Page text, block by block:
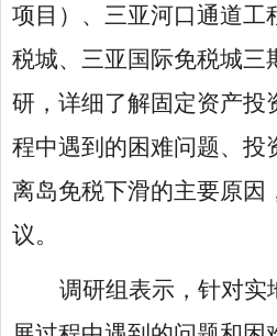
项目）、三亚河口通道工
税城、三亚国际免税城三
研，详细了解固定资产投
程中遇到的困难问题、投
离岛免税下滑的主要原因
议。
调研组表示，针对实